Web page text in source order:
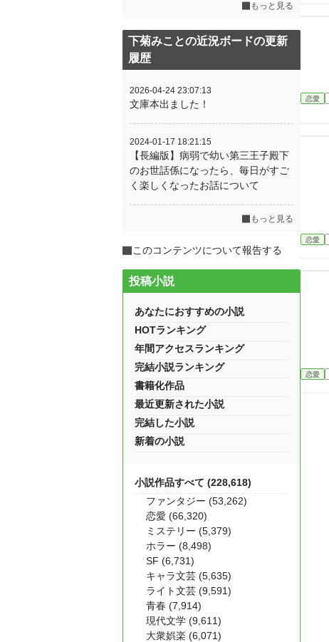
恋愛
恋愛
恋愛
もっと見る
下菊みことの近況ボードの更新
履歴
2026-04-24 23:07:13
文庫本出ました！
2024-01-17 18:21:15
【長編版】病弱で幼い第三王子殿下
のお世話係になったら、毎日がすご
く楽しくなったお話について
もっと見る
このコンテンツについて報告する
投稿小説
あなたにおすすめの小説
HOTランキング
年間アクセスランキング
完結小説ランキング
書籍化作品
最近更新された小説
完結した小説
新着の小説
小説作品すべて (228,618)
ファンタジー (53,262)
恋愛 (66,320)
ミステリー (5,379)
ホラー (8,498)
SF (6,731)
キャラ文芸 (5,635)
ライト文芸 (9,591)
青春 (7,914)
現代文学 (9,611)
大衆娯楽 (6,071)